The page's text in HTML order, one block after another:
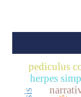
herpes
pediculus